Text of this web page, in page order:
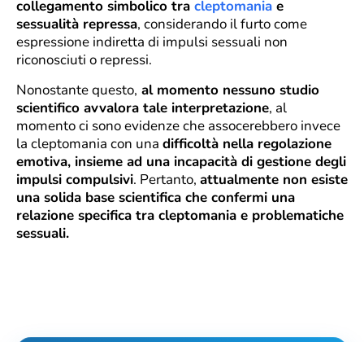
collegamento simbolico tra cleptomania e
sessualità repressa, considerando il furto come
espressione indiretta di impulsi sessuali non
riconosciuti o repressi.
Nonostante questo, al momento nessuno studio
scientifico avvalora tale interpretazione, al
momento ci sono evidenze che assocerebbero invece
la cleptomania con una difficoltà nella regolazione
emotiva, insieme ad una incapacità di gestione degli
impulsi compulsivi. Pertanto, attualmente non esiste
una solida base scientifica che confermi una
relazione specifica tra cleptomania e problematiche
sessuali.